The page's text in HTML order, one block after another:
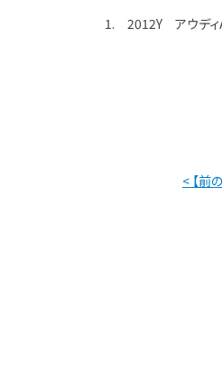
1. 2012Y アウデ
< 【前